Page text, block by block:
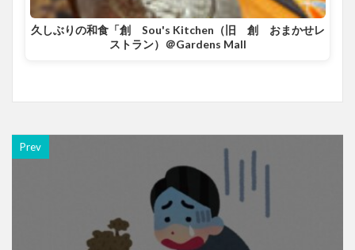
久しぶりの和食「創 Sou's Kitchen（旧 創 おまかせレ
ストラン）＠Gardens Mall
Prev